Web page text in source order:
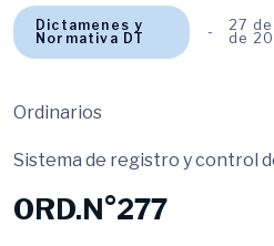
Dictamenes y
Normativa DT
27
de
Ordinarios
Sistema de registro y control
ORD.N°277